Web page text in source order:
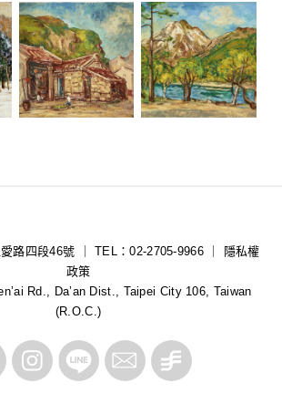
路四段46號 ｜ TEL：02-2705-9966 ｜ 隱私權
政策
Rd., Da’an Dist., Taipei City 106, Taiwan
(R.O.C.)